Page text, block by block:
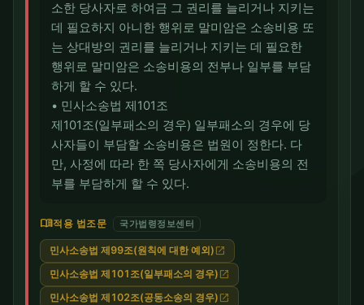
소한 당사자로 하여금 그 권리를 늘리거나 지키는
데 필요하지 아니한 행위로 말미암은 소송비용 또
는 상대방의 권리를 늘리거나 지키는 데 필요한
행위로 말미암은 소송비용의 전부나 일부를 부담
하게 할 수 있다.
• 민사소송법 제101조
제101조(일부패소의 경우) 일부패소의 경우에 당
사자들이 부담할 소송비용은 법원이 정한다. 다
만, 사정에 따라 한 쪽 당사자에게 소송비용의 전
부를 부담하게 할 수 있다.
menu_book적용 법조문 국가법령정보센터
민사소송법 제99조(원칙에 대한 예외) open_in_new
민사소송법 제101조(일부패소의 경우) open_in_new
민사소송법 제102조(공동소송의 경우) open_in_new